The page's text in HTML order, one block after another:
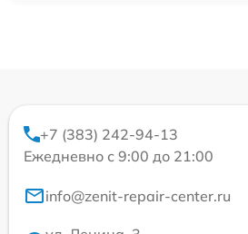
+7 (383) 242-94-13
Ежедневно с 9:00 до 21:00
info@zenit-repair-center.ru